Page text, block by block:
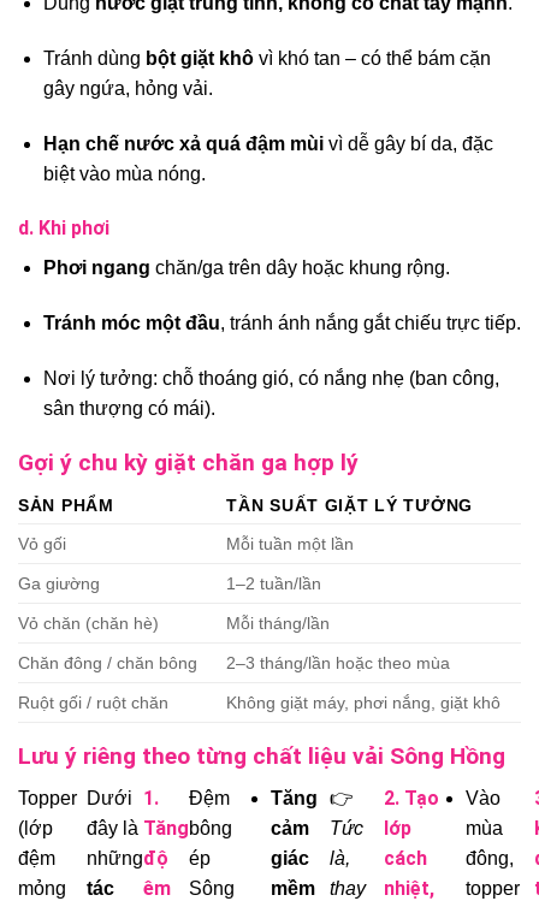
Tránh dùng bột giặt khôvì khó tan – có thể bám cặn
gây ngứa, hỏng vải.
Hạn chế nước xả quá đậm mùivì dễ gây bí da, đặc
biệt vào mùa nóng.
d. Khi phơi
Phơi ngang chăn/ga trên dây hoặc khung rộng.
Tránh móc một đầu, tránh ánh nắng gắt chiếu trực tiếp.
Nơi lý tưởng: chỗ thoáng gió, có nắng nhẹ (ban công,
sân thượng có mái).
Gợi ý chu kỳ giặt chăn ga hợp lý
SẢN PHẨM
TẦN SUẤT GIẶT LÝ TƯỞNG
Vỏ gối
Mỗi tuần một lần
Ga giường 1–2 tuần/lần
Vỏ chăn (chăn hè) Mỗi tháng/lần
Chăn đông / chăn bông 2–3 tháng/lần hoặc theo mùa
Ruột gối / ruột chăn Không giặt máy, phơi nắng, giặt khô
Lưu ý riêng theo từng chất liệu vải Sông Hồng
Topper
(lớp
đệm
mỏng
Dưới
đây là
những
tác
1.
Tăng
độ
êm
Đệm
bông
ép
Sông
Tăng
cảm
giác
mềm
👉
Tức
là,
thay
2. Tạo
lớp
cách
nhiệt,
Vào
mùa
đông,
topper